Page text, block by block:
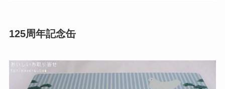
125周年記念缶